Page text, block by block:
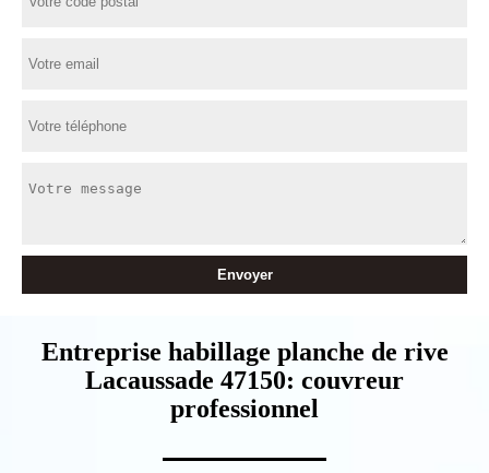
Entreprise habillage planche de rive
Lacaussade 47150: couvreur
professionnel